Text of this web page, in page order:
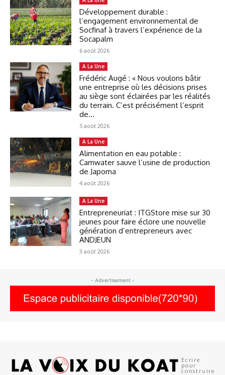
Développement durable :
l’engagement environnemental de
Socfinaf à travers l’expérience de la
Socapalm
6 août 2026
A La Une
Frédéric Augé : « Nous voulons bâtir
une entreprise où les décisions prises
au siège sont éclairées par les réalités
du terrain. C’est précisément l’esprit
de...
5 août 2026
A La Une
Alimentation en eau potable :
Camwater sauve l’usine de production
de Japoma
4 août 2026
A La Une
Entrepreneuriat : ITGStore mise sur 30
jeunes pour faire éclore une nouvelle
génération d’entrepreneurs avec
ANDJEUN
3 août 2026
- Advertisement -
Ecrire
pour
construire